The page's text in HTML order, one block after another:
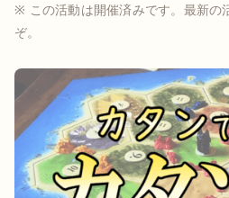
※ この活動は開催済みです。最新の
ぞ。